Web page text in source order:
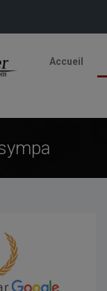
Accueil